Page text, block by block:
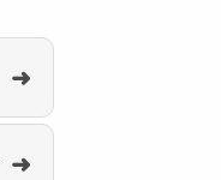
➜
➜